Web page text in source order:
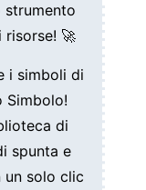
strumento
risorse! 🚀
i simboli di
Simbolo!
di
spunta e
solo clic